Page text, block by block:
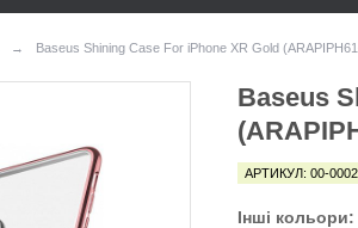
→ Baseus Shining Case For iPhone XR Gold
Baseus
АРТИКУЛ: 00-
Інші кольори: